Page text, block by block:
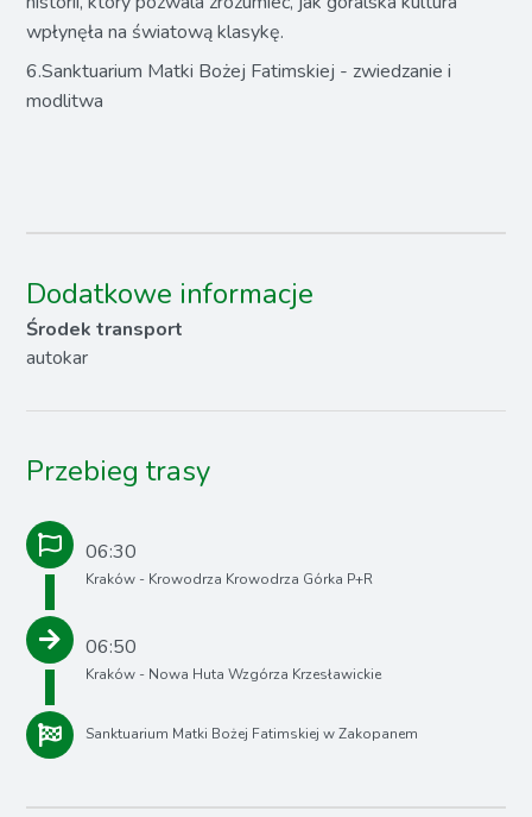
wpłynęła na światową klasykę.
6.Sanktuarium Matki Bożej Fatimskiej - zwiedzanie i
modlitwa
Dodatkowe informacje
Środek transport
autokar
Przebieg trasy
06:30
Kraków - Krowodrza Krowodrza Górka P+R
06:50
Kraków - Nowa Huta Wzgórza Krzesławickie
Sanktuarium Matki Bożej Fatimskiej w Zakopanem